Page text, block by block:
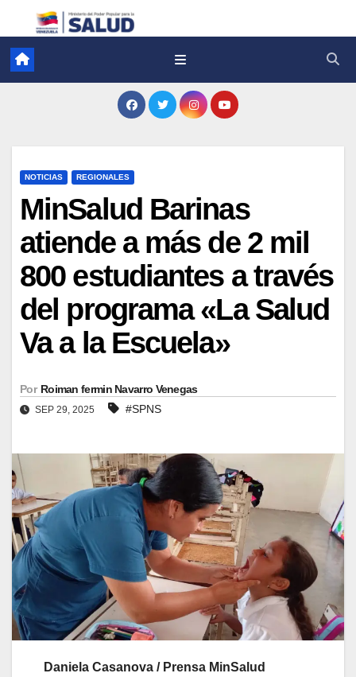
NOTICIAS REGIONALES
MinSalud Barinas
atiende a más de 2 mil
800 estudiantes a través
del programa «La Salud
Va a la Escuela»
Por Roiman fermin Navarro Venegas
SEP 29, 2025 #SPNS
Daniela Casanova / Prensa MinSalud